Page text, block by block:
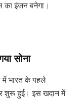
का इंजन बनेगा।
सोना
में भारत के पहले
शुरू हुई। इस खदान में